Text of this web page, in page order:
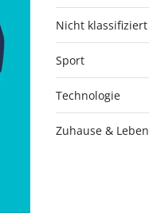
Nicht klassifiziert
Sport
Technologie
Zuhause & Leben